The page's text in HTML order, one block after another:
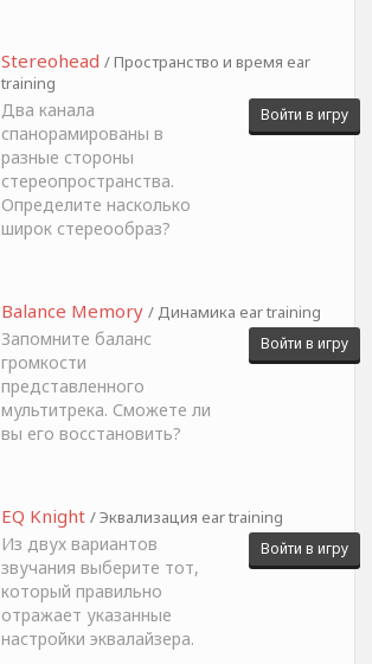
Stereohead / Пространство и время ear
training
Два канала
спанорамированы в
разные стороны
стереопространства.
Определите насколько
широк стереообраз?
Войти в игру
Balance Memory / Динамика ear training
Запомните баланс
громкости
представленного
мультитрека. Сможете ли
вы его восстановить?
Войти в игру
EQ Knight / Эквализация ear training
Из двух вариантов
звучания выберите тот,
который правильно
отражает указанные
настройки эквалайзера.
Войти в игру